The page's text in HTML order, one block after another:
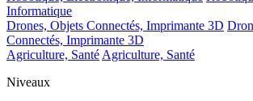
Informatique
Drones, Objets Connectés, Imprimante 3D
Connectés, Imprimante 3D
Agriculture, Santé Agriculture, Santé
Niveaux